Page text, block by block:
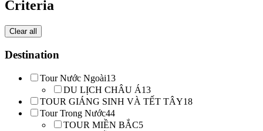
Criteria
Clear all
Destination
Tour Nước Ngoài13
DU LỊCH CHÂU Á13
TOUR GIÁNG SINH VÀ TẾT TÂY18
Tour Trong Nước44
TOUR MIỀN BẮC5